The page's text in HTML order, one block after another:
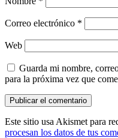
Correo electrónico *
Web
Guarda mi nombre,
para la próxima vez que
Este sitio usa Akismet para
procesan los datos de tus